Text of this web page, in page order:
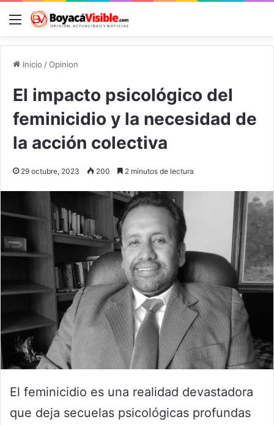
Menú
Inicio /Opinion
El impacto psicológico del
feminicidio y la necesidad de
la acción colectiva
29 octubre, 2023 200 2 minutos de lectura
El feminicidio es una realidad devastadora
que deja secuelas psicológicas profundas